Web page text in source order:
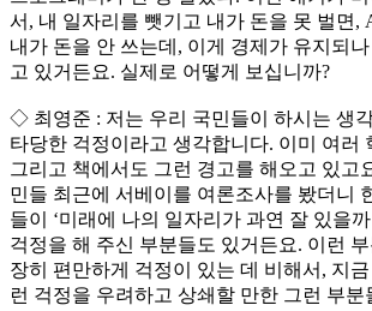
서, 내 일자리를 뺏기고 내가 돈을 못 벌면,
내가 돈을 안 쓰는데, 이게 경제가 유지되
고 있거든요. 실제로 어떻게 보십니까?
◇ 최영준 : 저는 우리 국민들이 하시는 생
타당한 걱정이라고 생각합니다. 이미 여러
그리고 책에서도 그런 경고를 해오고 있고
민들 최근에 서베이를 여론조사를 봤더니
들이 ‘미래에 나의 일자리가 과연 잘 있을
걱정을 해 주신 부분들도 있거든요. 이런
장히 편만하게 걱정이 있는 데 비해서, 지
런 걱정을 우려하고 상쇄할 만한 그런 부분